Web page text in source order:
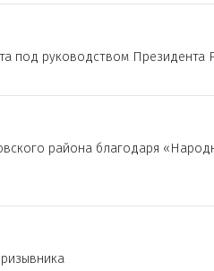
под руководством Президента
района благодаря